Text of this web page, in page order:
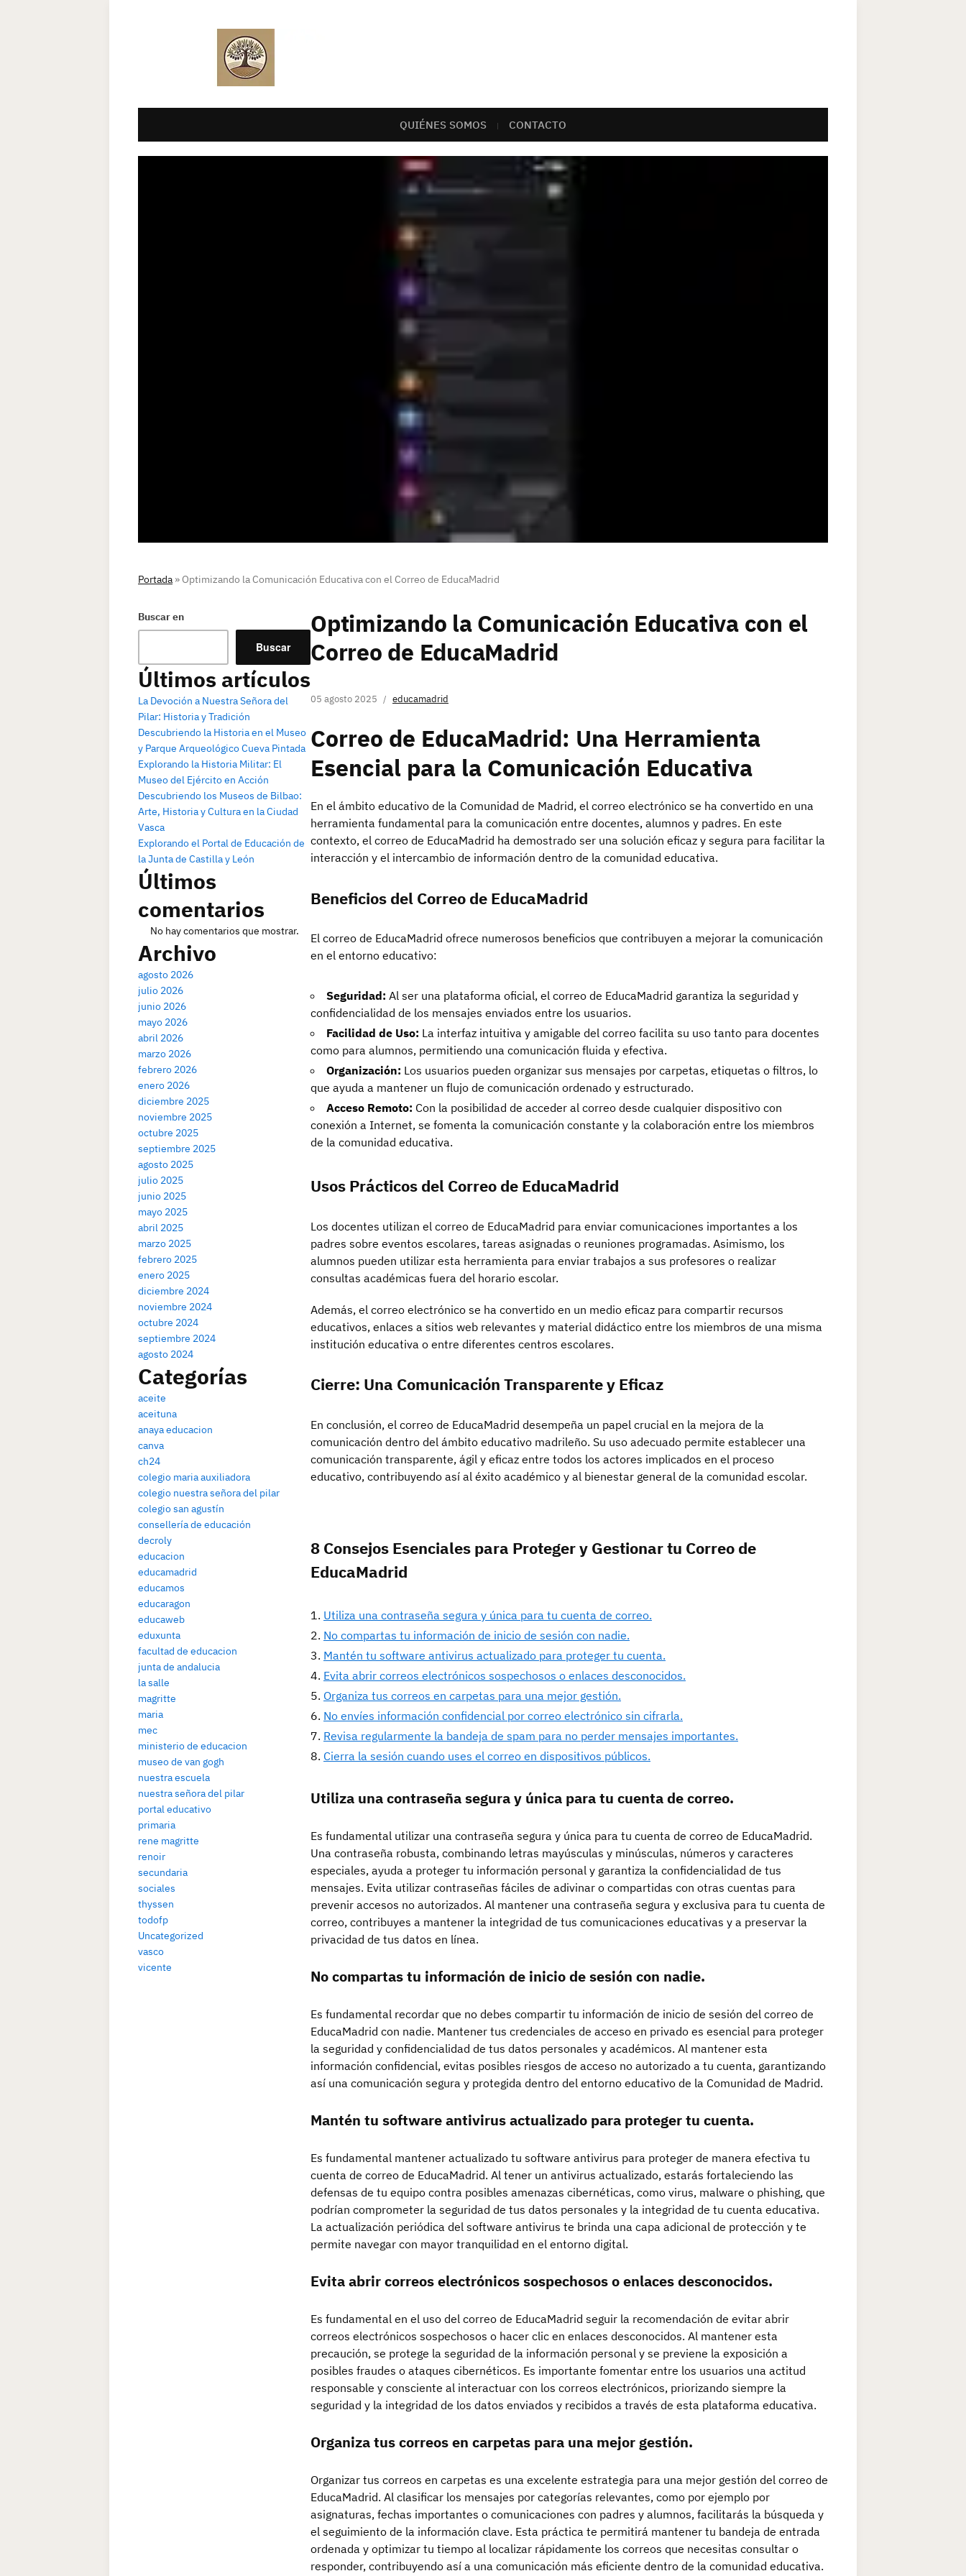
QUIÉNES SOMOS CONTACTO
Portada » Optimizando la Comunicación Educativa con el Correo de EducaMadrid
Buscar en
Buscar
Últimos artículos
La Devoción a Nuestra Señora del
Pilar: Historia y Tradición
Descubriendo la Historia en el Museo
y Parque Arqueológico Cueva Pintada
Explorando la Historia Militar: El
Museo del Ejército en Acción
Descubriendo los Museos de Bilbao:
Arte, Historia y Cultura en la Ciudad
Vasca
Explorando el Portal de Educación de
la Junta de Castilla y León
Últimos
comentarios
No hay comentarios que mostrar.
Archivo
agosto 2026
julio 2026
junio 2026
mayo 2026
abril 2026
marzo 2026
febrero 2026
enero 2026
diciembre 2025
noviembre 2025
octubre 2025
septiembre 2025
agosto 2025
julio 2025
junio 2025
mayo 2025
abril 2025
marzo 2025
febrero 2025
enero 2025
diciembre 2024
noviembre 2024
octubre 2024
septiembre 2024
agosto 2024
Categorías
aceite
aceituna
anaya educacion
canva
ch24
colegio maria auxiliadora
colegio nuestra señora del pilar
colegio san agustín
consellería de educación
decroly
educacion
educamadrid
educamos
educaragon
educaweb
eduxunta
facultad de educacion
junta de andalucia
la salle
magritte
maria
mec
ministerio de educacion
museo de van gogh
nuestra escuela
nuestra señora del pilar
portal educativo
primaria
rene magritte
renoir
secundaria
sociales
thyssen
todofp
Uncategorized
vasco
vicente
Optimizando la Comunicación Educativa con el
Correo de EducaMadrid
05 agosto 2025 educamadrid
Correo de EducaMadrid: Una Herramienta
Esencial para la Comunicación Educativa
En el ámbito educativo de la Comunidad de Madrid, el correo electrónico se ha convertido en una
herramienta fundamental para la comunicación entre docentes, alumnos y padres. En este
contexto, el correo de EducaMadrid ha demostrado ser una solución eficaz y segura para facilitar la
interacción y el intercambio de información dentro de la comunidad educativa.
Beneficios del Correo de EducaMadrid
El correo de EducaMadrid ofrece numerosos beneficios que contribuyen a mejorar la comunicación
en el entorno educativo:
Seguridad: Al ser una plataforma oficial, el correo de EducaMadrid garantiza la seguridad y
confidencialidad de los mensajes enviados entre los usuarios.
Facilidad de Uso: La interfaz intuitiva y amigable del correo facilita su uso tanto para docentes
como para alumnos, permitiendo una comunicación fluida y efectiva.
Organización: Los usuarios pueden organizar sus mensajes por carpetas, etiquetas o filtros, lo
que ayuda a mantener un flujo de comunicación ordenado y estructurado.
Acceso Remoto: Con la posibilidad de acceder al correo desde cualquier dispositivo con
conexión a Internet, se fomenta la comunicación constante y la colaboración entre los miembros
de la comunidad educativa.
Usos Prácticos del Correo de EducaMadrid
Los docentes utilizan el correo de EducaMadrid para enviar comunicaciones importantes a los
padres sobre eventos escolares, tareas asignadas o reuniones programadas. Asimismo, los
alumnos pueden utilizar esta herramienta para enviar trabajos a sus profesores o realizar
consultas académicas fuera del horario escolar.
Además, el correo electrónico se ha convertido en un medio eficaz para compartir recursos
educativos, enlaces a sitios web relevantes y material didáctico entre los miembros de una misma
institución educativa o entre diferentes centros escolares.
Cierre: Una Comunicación Transparente y Eficaz
En conclusión, el correo de EducaMadrid desempeña un papel crucial en la mejora de la
comunicación dentro del ámbito educativo madrileño. Su uso adecuado permite establecer una
comunicación transparente, ágil y eficaz entre todos los actores implicados en el proceso
educativo, contribuyendo así al éxito académico y al bienestar general de la comunidad escolar.
8 Consejos Esenciales para Proteger y Gestionar tu Correo de
EducaMadrid
Utiliza una contraseña segura y única para tu cuenta de correo.
No compartas tu información de inicio de sesión con nadie.
Mantén tu software antivirus actualizado para proteger tu cuenta.
Evita abrir correos electrónicos sospechosos o enlaces desconocidos.
Organiza tus correos en carpetas para una mejor gestión.
No envíes información confidencial por correo electrónico sin cifrarla.
Revisa regularmente la bandeja de spam para no perder mensajes importantes.
Cierra la sesión cuando uses el correo en dispositivos públicos.
Utiliza una contraseña segura y única para tu cuenta de correo.
Es fundamental utilizar una contraseña segura y única para tu cuenta de correo de EducaMadrid.
Una contraseña robusta, combinando letras mayúsculas y minúsculas, números y caracteres
especiales, ayuda a proteger tu información personal y garantiza la confidencialidad de tus
mensajes. Evita utilizar contraseñas fáciles de adivinar o compartidas con otras cuentas para
prevenir accesos no autorizados. Al mantener una contraseña segura y exclusiva para tu cuenta de
correo, contribuyes a mantener la integridad de tus comunicaciones educativas y a preservar la
privacidad de tus datos en línea.
No compartas tu información de inicio de sesión con nadie.
Es fundamental recordar que no debes compartir tu información de inicio de sesión del correo de
EducaMadrid con nadie. Mantener tus credenciales de acceso en privado es esencial para proteger
la seguridad y confidencialidad de tus datos personales y académicos. Al mantener esta
información confidencial, evitas posibles riesgos de acceso no autorizado a tu cuenta, garantizando
así una comunicación segura y protegida dentro del entorno educativo de la Comunidad de Madrid.
Mantén tu software antivirus actualizado para proteger tu cuenta.
Es fundamental mantener actualizado tu software antivirus para proteger de manera efectiva tu
cuenta de correo de EducaMadrid. Al tener un antivirus actualizado, estarás fortaleciendo las
defensas de tu equipo contra posibles amenazas cibernéticas, como virus, malware o phishing, que
podrían comprometer la seguridad de tus datos personales y la integridad de tu cuenta educativa.
La actualización periódica del software antivirus te brinda una capa adicional de protección y te
permite navegar con mayor tranquilidad en el entorno digital.
Evita abrir correos electrónicos sospechosos o enlaces desconocidos.
Es fundamental en el uso del correo de EducaMadrid seguir la recomendación de evitar abrir
correos electrónicos sospechosos o hacer clic en enlaces desconocidos. Al mantener esta
precaución, se protege la seguridad de la información personal y se previene la exposición a
posibles fraudes o ataques cibernéticos. Es importante fomentar entre los usuarios una actitud
responsable y consciente al interactuar con los correos electrónicos, priorizando siempre la
seguridad y la integridad de los datos enviados y recibidos a través de esta plataforma educativa.
Organiza tus correos en carpetas para una mejor gestión.
Organizar tus correos en carpetas es una excelente estrategia para una mejor gestión del correo de
EducaMadrid. Al clasificar los mensajes por categorías relevantes, como por ejemplo por
asignaturas, fechas importantes o comunicaciones con padres y alumnos, facilitarás la búsqueda y
el seguimiento de la información clave. Esta práctica te permitirá mantener tu bandeja de entrada
ordenada y optimizar tu tiempo al localizar rápidamente los correos que necesitas consultar o
responder, contribuyendo así a una comunicación más eficiente dentro de la comunidad educativa.